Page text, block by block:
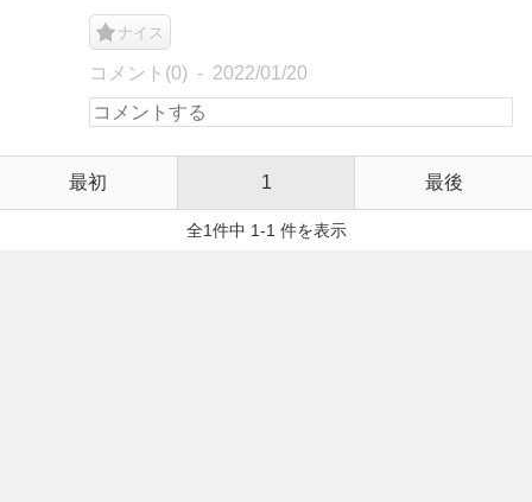
ナイス
コメント(0) 2022/01/20
最初 1 最後
全1件中 1-1 件を表示